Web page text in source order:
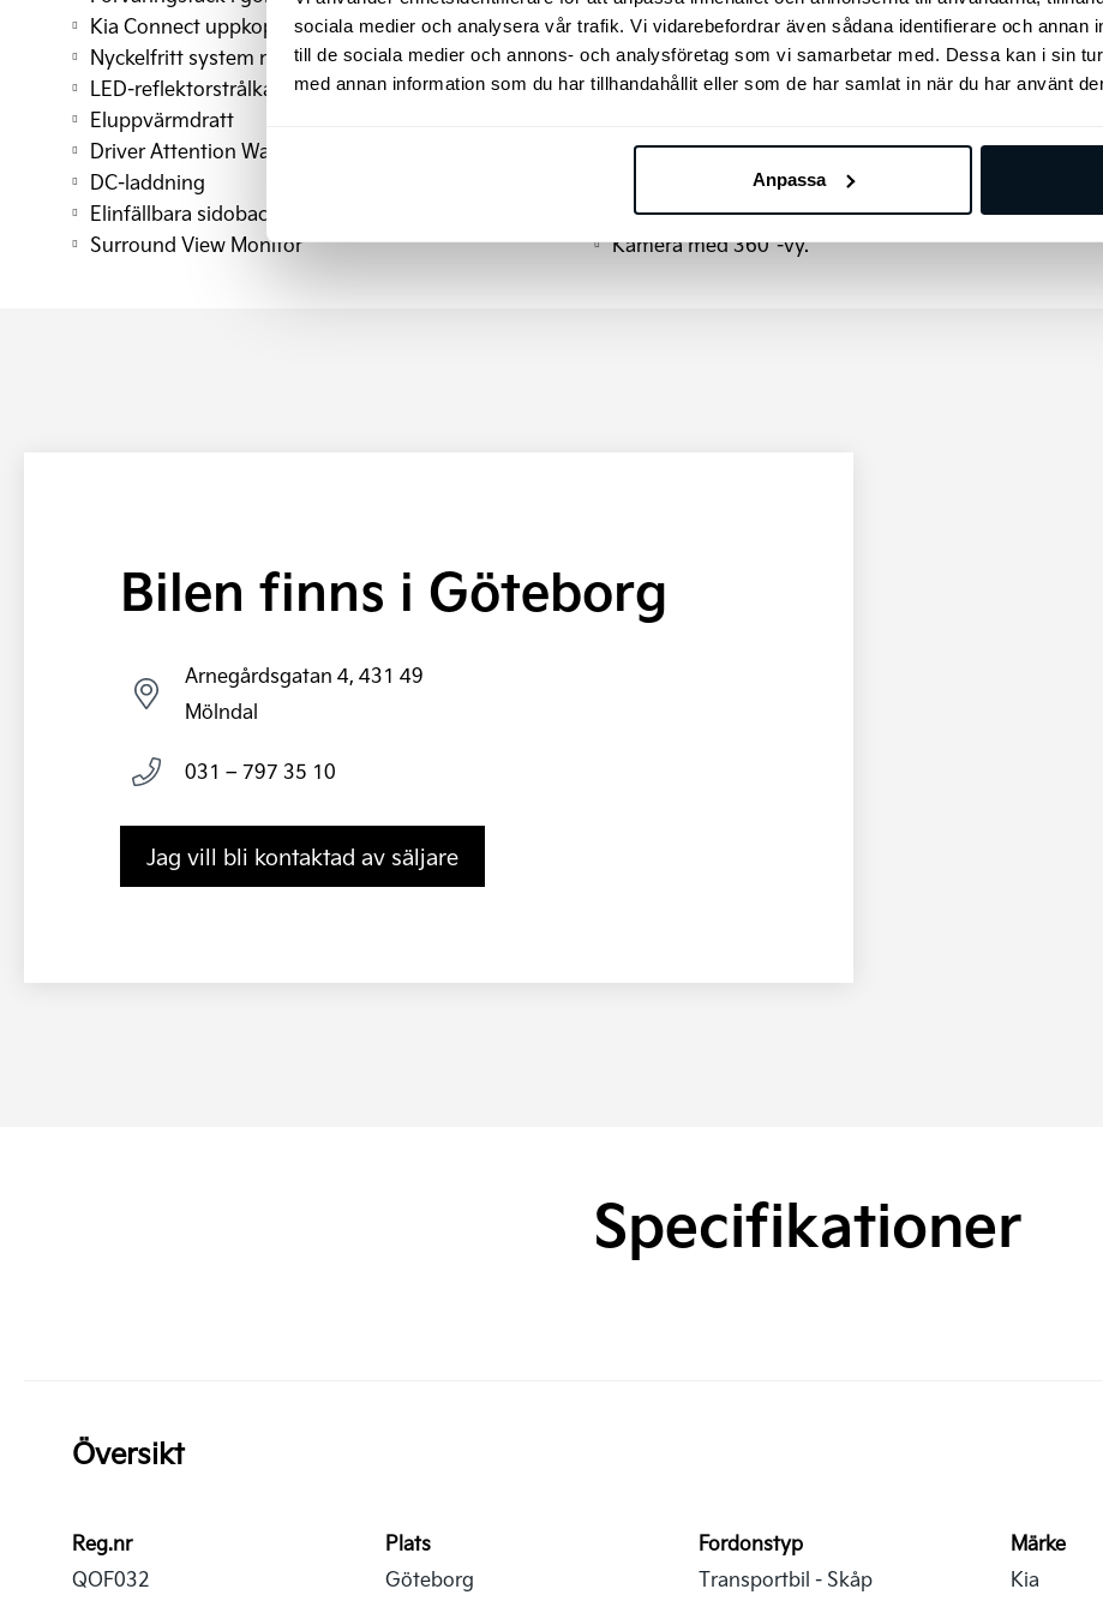
sociala medier och analysera vår trafik. Vi vidarebefordrar även sådana identifierare och annan
till de sociala medier och annons- och analysföretag som vi samarbetar med. Dessa kan i sin
med annan information som du har tillhandahållit eller som de har samlat in när du har använt
Anpassa
Kia Connect uppkoppling
Klädsel – tyg
Nyckelfritt system med startknapp
Parkeringssensorer fram&bak
LED-reflektorstrålkastare fram
Bakre pardörrar
Eluppvärmdratt
Driver Attention Warning
USB C
DC-laddning
Blinkers fram – LED
Elinfällbara sidobackspeglar
Krockkudde - mitten fram
Surround View Monitor
Kamera med 360°-vy.
Bilen finns i Göteborg
Arnegårdsgatan 4, 431 49
Mölndal
031 – 797 35 10
Jag vill bli kontaktad av säljare
Specifikationer
Översikt
Reg.nr
QOF032
Plats
Göteborg
Fordonstyp
Transportbil - Skåp
Märke
Kia